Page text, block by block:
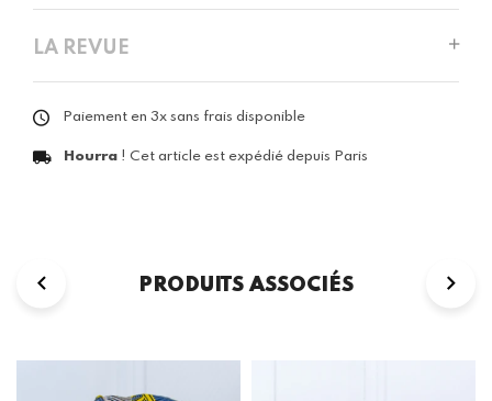
LA REVUE
Paiement en 3x sans frais disponible
Hourra ! Cet article est expédié depuis Paris
PRODUITS ASSOCIÉS